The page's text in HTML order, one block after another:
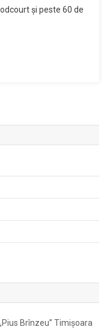
și peste 60 de
Brînzeu” Timișoara